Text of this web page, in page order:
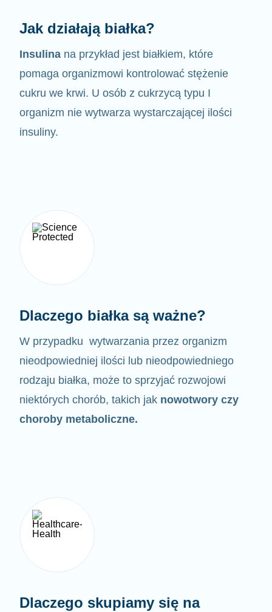
Jak działają białka?
Insulina na przykład jest białkiem, które
pomaga organizmowi kontrolować stężenie
cukru we krwi. U osób z cukrzycą typu I
organizm nie wytwarza wystarczającej ilości
insuliny.
Dlaczego białka są ważne?
W przypadku wytwarzania przez organizm
nieodpowiedniej ilości lub nieodpowiedniego
rodzaju białka, może to sprzyjać rozwojowi
niektórych chorób, takich jak nowotwory czy
choroby metaboliczne.
Dlaczego skupiamy się na